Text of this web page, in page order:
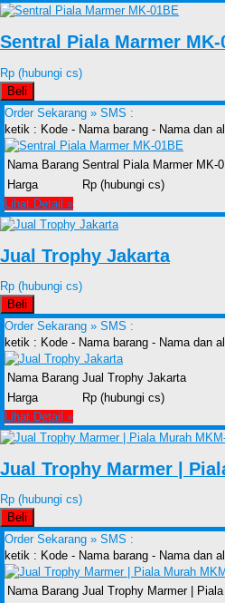
Sentral Piala Marmer MK-
Rp (hubungi cs)
Beli
Order Sekarang » SMS :
ketik : Kode - Nama barang - Nama dan
Nama Barang Sentral Piala Marmer MK-
Harga
Rp (hubungi cs)
Lihat Detail »
Jual Trophy Jakarta
Rp (hubungi cs)
Beli
Order Sekarang » SMS :
ketik : Kode - Nama barang - Nama dan
Nama Barang Jual Trophy Jakarta
Harga
Rp (hubungi cs)
Lihat Detail »
Jual Trophy Marmer |
Rp (hubungi cs)
Beli
Order Sekarang » SMS :
ketik : Kode - Nama barang - Nama dan
Nama Barang Jual Trophy Marmer |